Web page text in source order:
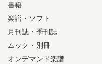
書籍
楽譜・ソフト
月刊誌・季刊誌
ムック・別冊
オンデマンド楽譜